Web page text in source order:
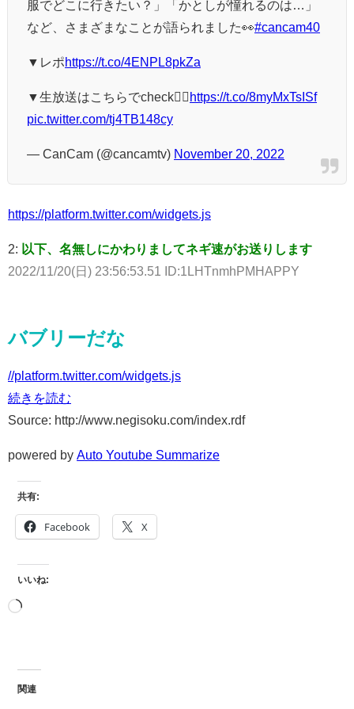
服でどこに行きたい？」「かとしが憧れるのは…」
など、さまざまなことが語られました👀#cancam40
▼レポhttps://t.co/4ENPL8pkZa
▼生放送はこちらでcheck❤️‍🔥 https://t.co/8myMxTsISf
pic.twitter.com/tj4TB148cy
— CanCam (@cancamtv) November 20, 2022
https://platform.twitter.com/widgets.js
2: 以下、名無しにかわりましてネギ速がお送りします
2022/11/20(日) 23:56:53.51 ID:1LHTnmhPMHAPPY
バブリーだな
//platform.twitter.com/widgets.js
続きを読む
Source: http://www.negisoku.com/index.rdf
powered by Auto Youtube Summarize
共有:
Facebook X
いいね:
関連